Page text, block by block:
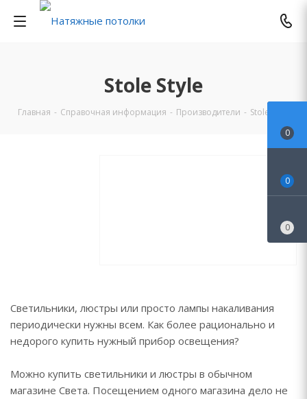
Stole Style
Главная - Справочная информация - Производители - Stole Style
Светильники, люстры или просто лампы накаливания
периодически нужны всем. Как более рационально и
недорого купить нужный прибор освещения?
Можно купить светильники и люстры в обычном
магазине Света. Посещением одного магазина дело не
0
0
0